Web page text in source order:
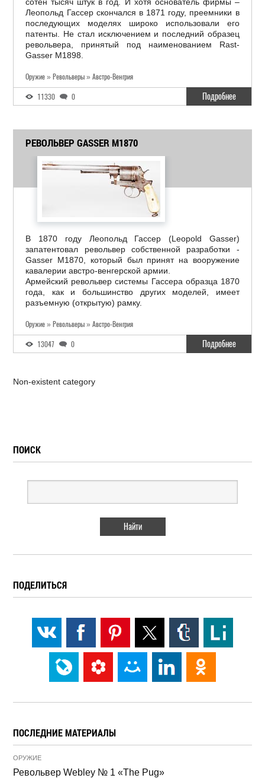
Леопольд Гассер скончался в 1871 году, преемники в
последующих моделях широко использовали его
патенты. Не стал исключением и последний образец
револьвера, принятый под наименованием Rast-
Gasser M1898.
Оружие » Револьверы » Австро-Венгрия
11330 0 Подробнее
РЕВОЛЬВЕР GASSER M1870
В 1870 году Леопольд Гассер (Leopold Gasser)
запатентовал револьвер собственной разработки -
Gasser M1870, который был принят на вооружение
кавалерии австро-венгерской армии.
Армейский револьвер системы Гассера образца 1870
года, как и большинство других моделей, имеет
разъемную (открытую) рамку.
Оружие » Револьверы » Австро-Венгрия
13047 0 Подробнее
Non-existent category
ПОИСК
ПОДЕЛИТЬСЯ
ПОСЛЕДНИЕ МАТЕРИАЛЫ
ОРУЖИЕ
Револьвер Webley № 1 «The Pug»